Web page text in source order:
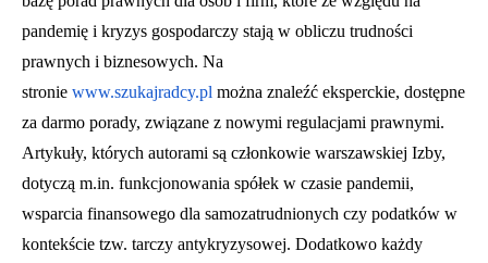
pandemię i kryzys gospodarczy stają w obliczu trudności
prawnych i biznesowych. Na
stronie www.szukajradcy.pl można znaleźć eksperckie, dostępne
za darmo porady, związane z nowymi regulacjami prawnymi.
Artykuły, których autorami są członkowie warszawskiej Izby,
dotyczą m.in. funkcjonowania spółek w czasie pandemii,
wsparcia finansowego dla samozatrudnionych czy podatków w
kontekście tzw. tarczy antykryzysowej. Dodatkowo każdy